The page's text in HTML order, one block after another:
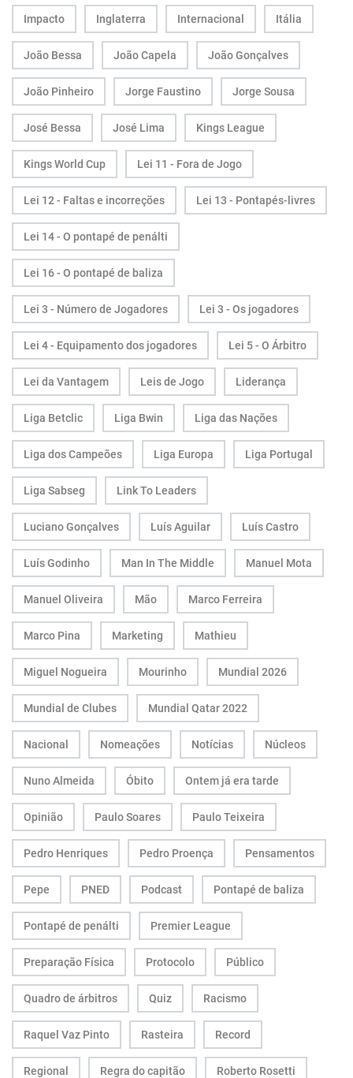
Impacto Inglaterra Internacional Itália
João Bessa João Capela João Gonçalves
João Pinheiro Jorge Faustino Jorge Sousa
José Bessa José Lima Kings League
Kings World Cup Lei 11 - Fora de Jogo
Lei 12 - Faltas e incorreções Lei 13 - Pontapés-livres
Lei 14 - O pontapé de penálti
Lei 16 - O pontapé de baliza
Lei 3 - Número de Jogadores Lei 3 - Os jogadores
Lei 4 - Equipamento dos jogadores Lei 5 - O Árbitro
Lei da Vantagem Leis de Jogo Liderança
Liga Betclic Liga Bwin Liga das Nações
Liga dos Campeões Liga Europa Liga Portugal
Liga Sabseg Link To Leaders
Luciano Gonçalves Luís Aguilar Luís Castro
Luís Godinho Man In The Middle Manuel Mota
Manuel Oliveira Mão Marco Ferreira
Marco Pina Marketing Mathieu
Miguel Nogueira Mourinho Mundial 2026
Mundial de Clubes Mundial Qatar 2022
Nacional Nomeações Notícias Núcleos
Nuno Almeida Óbito Ontem já era tarde
Opinião Paulo Soares Paulo Teixeira
Pedro Henriques Pedro Proença Pensamentos
Pepe PNED Podcast Pontapé de baliza
Pontapé de penálti Premier League
Preparação Física Protocolo Público
Quadro de árbitros Quiz Racismo
Raquel Vaz Pinto Rasteira Record
Regional Regra do capitão Roberto Rosetti